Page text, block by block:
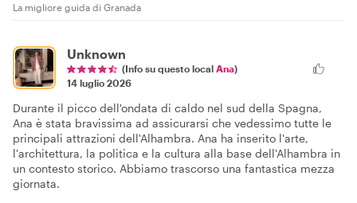
La migliore guida di Granada
Unknown
(Info su questo local Ana)
14 luglio 2026
Durante il picco dell'ondata di caldo nel sud della Spagna,
Ana è stata bravissima ad assicurarsi che vedessimo tutte le
principali attrazioni dell'Alhambra. Ana ha inserito l'arte,
l'architettura, la politica e la cultura alla base dell'Alhambra in
un contesto storico. Abbiamo trascorso una fantastica mezza
giornata.